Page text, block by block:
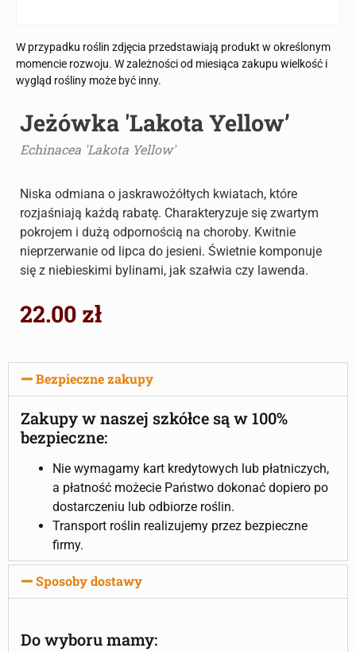
W przypadku roślin zdjęcia przedstawiają produkt w określonym
momencie rozwoju. W zależności od miesiąca zakupu wielkość i
wygląd rośliny może być inny.
Jeżówka 'Lakota Yellow’
Echinacea 'Lakota Yellow'
Niska odmiana o jaskrawożółtych kwiatach, które
rozjaśniają każdą rabatę. Charakteryzuje się zwartym
pokrojem i dużą odpornością na choroby. Kwitnie
nieprzerwanie od lipca do jesieni. Świetnie komponuje
się z niebieskimi bylinami, jak szałwia czy lawenda.
22.00 zł
Bezpieczne zakupy
Zakupy w naszej szkółce są w 100%
bezpieczne:
Nie wymagamy kart kredytowych lub płatniczych,
a płatność możecie Państwo dokonać dopiero po
dostarczeniu lub odbiorze roślin.
Transport roślin realizujemy przez bezpieczne
firmy.
Sposoby dostawy
Do wyboru mamy: